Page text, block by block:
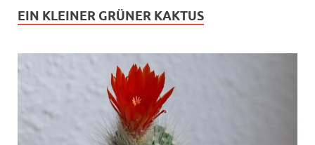
EIN KLEINER GRÜNER KAKTUS